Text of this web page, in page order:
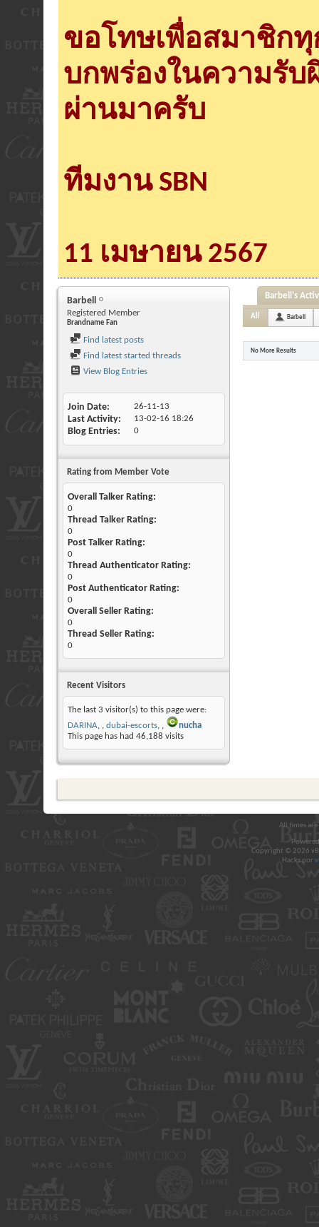
ขอโทษเพื่อสมาชิก
บกพร่องในความรั
ผ่านมาครับ
ทีมงาน SBN
11 เมษายน 2567
Barbell
Registered Member
Brandname Fan
Find latest posts
Find latest started threads
View Blog Entries
Join Date 26-11-13
Last Activity 13-02-16 18:26
Blog Entries 0
Rating from Member Vote
Overall Talker Rating:
0
Thread Talker Rating:
0
Post Talker Rating:
0
Thread Authenticator Rating:
0
Post Authenticator Rating:
0
Overall Seller Rating:
0
Thread Seller Rating:
0
Recent Visitors
The last 3 visitor(s) to this page were:
DARINA, dubai-escorts,
nucha
This page has had 46,188 visits
Barbell's
All Barbell
No More Results
All times
Copyright © 2026
Hacks por